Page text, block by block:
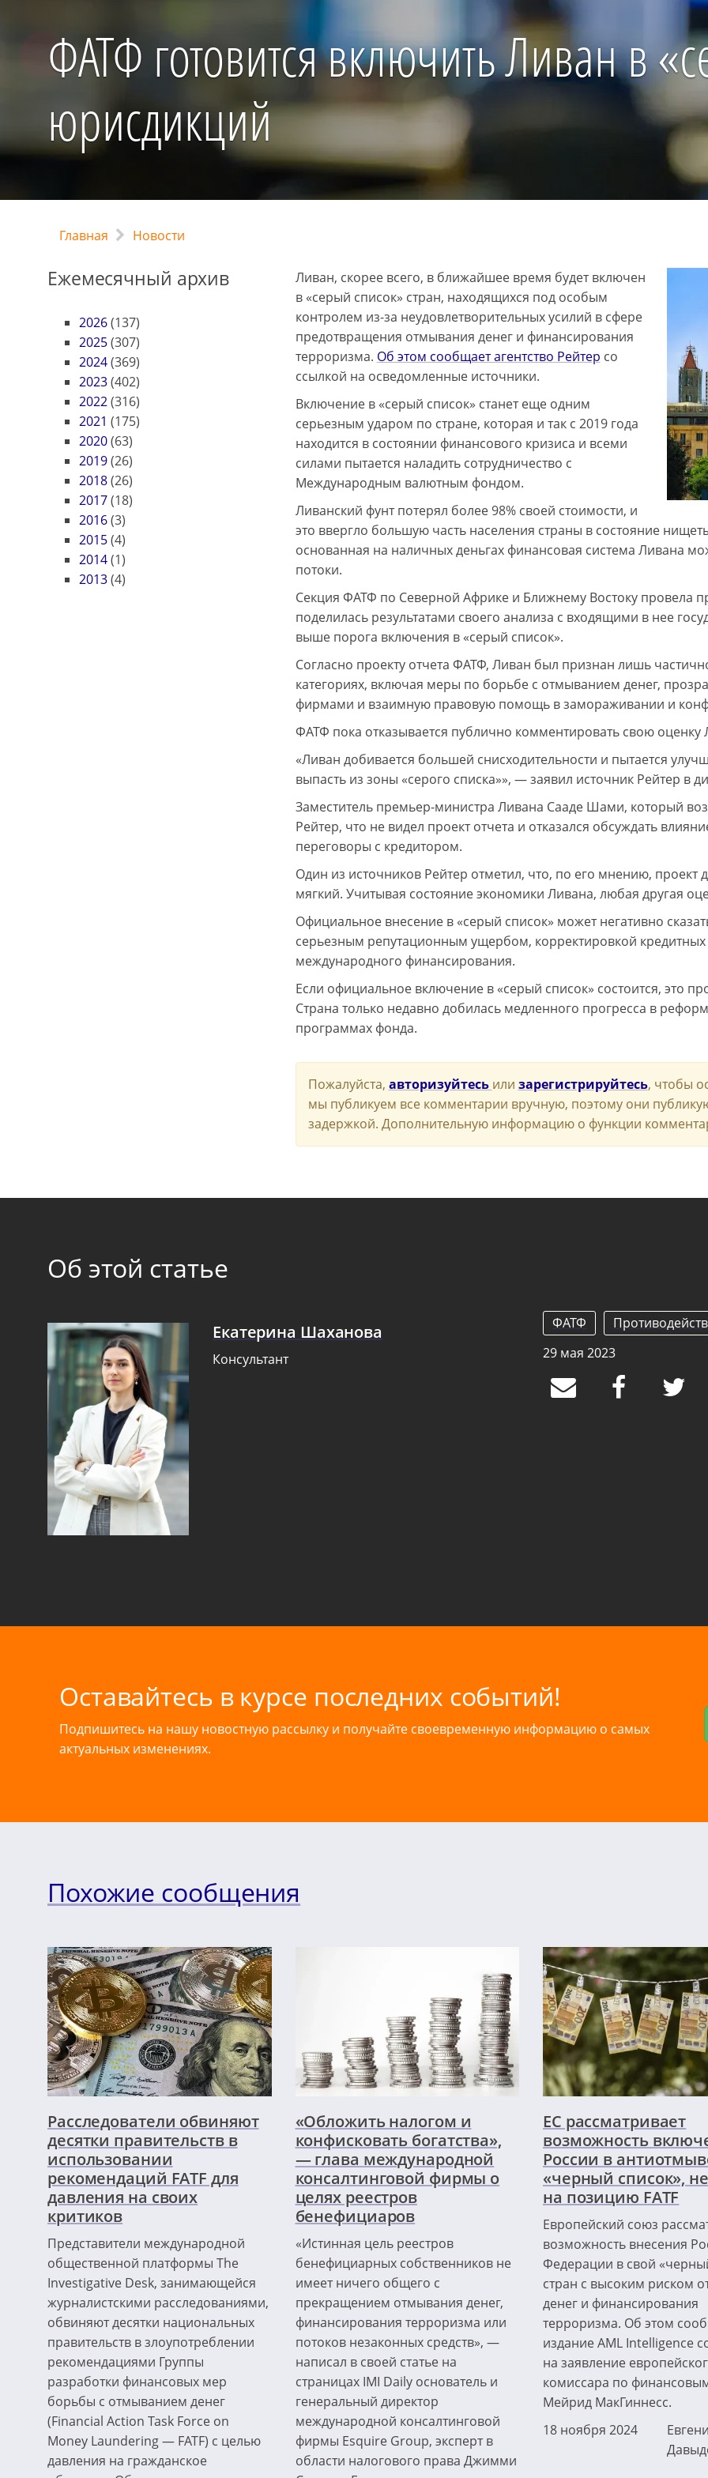
ФАТФ готовится включить Ливан в
юрисдикций
Главная Новости
Ежемесячный архив
2026(137)
2025(307)
2024(369)
2023(402)
2022(316)
2021 (175)
2020(63)
2019(26)
2018(26)
2017(18)
2016(3)
2015(4)
2014(1)
2013(4)
Ливан, скорее всего, в ближайшее время будет включен
в «серый список» стран, находящихся под особым
контролем из-за неудовлетворительных усилий в сфере
предотвращения отмывания денег и финансирования
терроризма. Об этом сообщает агентство Рейтер со
ссылкой на осведомленные источники.
Включение в «серый список» станет еще одним
серьезным ударом по стране, которая и так с 2019 года
находится в состоянии финансового кризиса и всеми
силами пытается наладить сотрудничество с
Международным валютным фондом.
Ливанский фунт потерял более 98% своей стоимости, и
это ввергло большую часть населения страны в состояние
основанная на наличных деньгах финансовая система Ливана
потоки.
Секция ФАТФ по Северной Африке и Ближнему Востоку провела
поделилась результатами своего анализа с входящими в нее
выше порога включения в «серый список».
Согласно проекту отчета ФАТФ, Ливан был признан лишь
категориях, включая меры по борьбе с отмыванием денег,
фирмами и взаимную правовую помощь в замораживании и
ФАТФ пока отказывается публично комментировать свою оценку
«Ливан добивается большей снисходительности и пытается
выпасть из зоны «серого списка»», — заявил источник Рейтер в
Заместитель премьер-министра Ливана Сааде Шами, который
Рейтер, что не видел проект отчета и отказался обсуждать
переговоры с кредитором.
Один из источников Рейтер отметил, что, по его мнению, проект
мягкий. Учитывая состояние экономики Ливана, любая другая
Официальное внесение в «серый список» может негативно
серьезным репутационным ущербом, корректировкой
международного финансирования.
Если официальное включение в «серый список» состоится, это
Страна только недавно добилась медленного прогресса в
программах фонда.
Пожалуйста, авторизуйтесь или зарегистрируйтесь, чтобы
мы публикуем все комментарии вручную, поэтому они
задержкой. Дополнительную информацию о функции
Об этой статье
Екатерина Шаханова
Консультант
ФАТФ
29 мая 2023
Оставайтесь в курсе последних событий!
Подпишитесь на нашу новостную рассылку и получайте своевременную информацию о самых
актуальных изменениях.
Похожие сообщения
Расследователи обвиняют
десятки правительств в
использовании
рекомендаций FATF для
давления на своих
критиков
Представители международной
общественной платформы The
Investigative Desk, занимающейся
журналистскими расследованиями,
обвиняют десятки национальных
правительств в злоупотреблении
рекомендациями Группы
разработки финансовых мер
борьбы с отмыванием денег
(Financial Action Task Force on
Money Laundering — FATF) с целью
давления на гражданское
«Обложить налогом и
конфисковать богатства»,
— глава международной
консалтинговой фирмы о
целях реестров
бенефициаров
«Истинная цель реестров
бенефициарных собственников не
имеет ничего общего с
прекращением отмывания денег,
финансирования терроризма или
потоков незаконных средств», —
написал в своей статье на
страницах IMI Daily основатель и
генеральный директор
международной консалтинговой
фирмы Esquire Group, эксперт в
области налогового права Джимми
ЕС рассматривает
возможность
России в
«черный список»,
на позицию FATF
Европейский союз
возможность внесения
Федерации в свой
стран с высоким риском
денег и финансирования
терроризма. Об этом
издание AML Intelligence
на заявление
комиссара по
Мейрид МакГиннесс.
18 ноября 2024